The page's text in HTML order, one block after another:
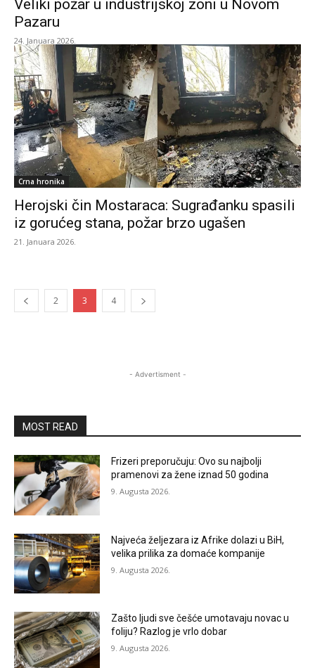
Veliki požar u industrijskoj zoni u Novom
Pazaru
24. Januara 2026.
Crna hronika
Herojski čin Mostaraca: Sugrađanku spasili
iz gorućeg stana, požar brzo ugašen
21. Januara 2026.
2 3 4
- Advertisment -
MOST READ
Frizeri preporučuju: Ovo su najbolji
pramenovi za žene iznad 50 godina
9. Augusta 2026.
Najveća željezara iz Afrike dolazi u BiH,
velika prilika za domaće kompanije
9. Augusta 2026.
Zašto ljudi sve češće umotavaju novac u
foliju? Razlog je vrlo dobar
9. Augusta 2026.